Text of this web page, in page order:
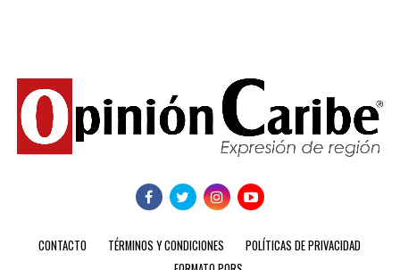
CONTACTO TÉRMINOS Y CONDICIONES
POLÍTICAS DE PRIVACIDAD